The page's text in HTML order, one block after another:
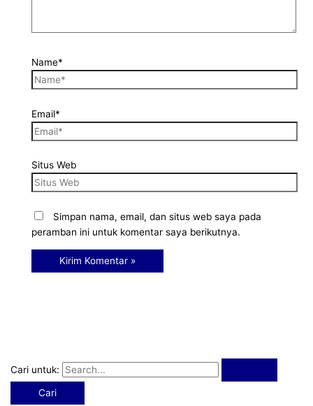
Cari untuk:
Name*
Email*
Situs Web
Simpan nama, email, dan situs web saya pada
peramban ini untuk komentar saya berikutnya.